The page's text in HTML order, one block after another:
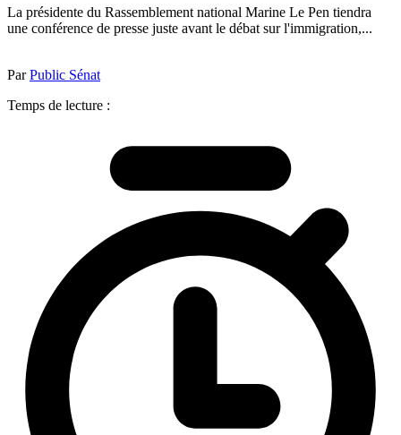
La présidente du Rassemblement national Marine Le Pen tiendra
une conférence de presse juste avant le débat sur l'immigration,...
ParPublic Sénat
Temps de lecture :